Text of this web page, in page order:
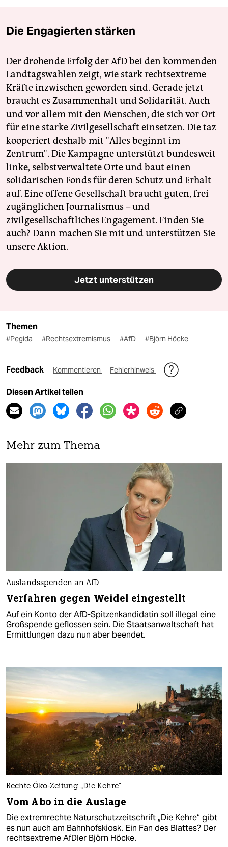
Die Engagierten stärken
Der drohende Erfolg der AfD bei den kommenden
Landtagswahlen zeigt, wie stark rechtsextreme
Kräfte inzwischen geworden sind. Gerade jetzt
braucht es Zusammenhalt und Solidarität. Auch
und vor allem mit den Menschen, die sich vor Ort
für eine starke Zivilgesellschaft einsetzen. Die taz
kooperiert deshalb mit "Alles beginnt im
Zentrum". Die Kampagne unterstützt bundesweit
linke, selbstverwaltete Orte und baut einen
solidarischen Fonds für deren Schutz und Erhalt
auf. Eine offene Gesellschaft braucht guten, frei
zugänglichen Journalismus – und
zivilgesellschaftliches Engagement. Finden Sie
auch? Dann machen Sie mit und unterstützen Sie
unsere Aktion.
Jetzt unterstützen
Themen
#Pegida #Rechtsextremismus #AfD #Björn Höcke
Feedback Kommentieren Fehlerhinweis
Diesen Artikel teilen
Mehr zum Thema
Auslandsspenden an AfD
Verfahren gegen Weidel eingestellt
Auf ein Konto der AfD-Spitzenkandidatin soll illegal eine
Großspende geflossen sein. Die Staatsanwaltschaft hat
Ermittlungen dazu nun aber beendet.
Rechte Öko-Zeitung „Die Kehre“
Vom Abo in die Auslage
Die extremrechte Naturschutzzeitschrift „Die Kehre“ gibt
es nun auch am Bahnhofskiosk. Ein Fan des Blattes? Der
rechtsextreme AfDler Björn Höcke.